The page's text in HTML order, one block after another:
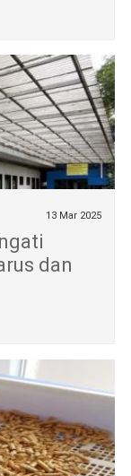
13 Mar 2025
dan